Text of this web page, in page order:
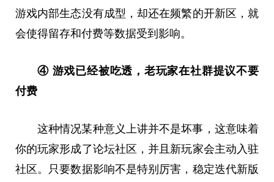
游戏内部生态没有成型，却还在频繁的开新区，就
会使得留存和付费等数据受到影响。
④ 游戏已经被吃透，老玩家在社群提议不要
付费
这种情况某种意义上讲并不是坏事，这意味着
你的玩家形成了论坛社区，并且新玩家会主动入驻
社区。只要数据影响不是特别厉害，稳定迭代新版